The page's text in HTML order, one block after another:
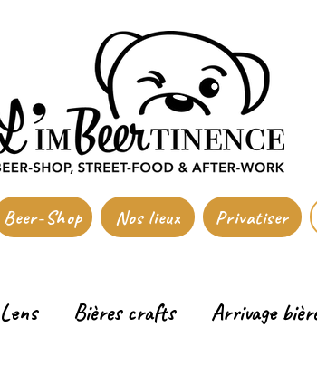
Beer-Shop Nos lieux Privatiser
Bières crafts Arrivage